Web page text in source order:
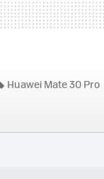
Huawei Mate 30 Pro